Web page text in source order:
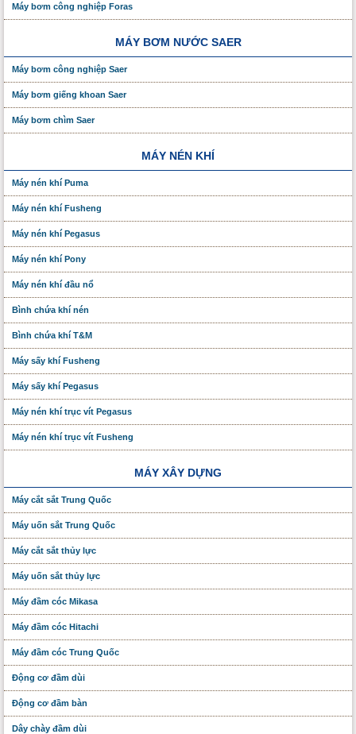
Máy bơm công nghiệp Foras
MÁY BƠM NƯỚC SAER
Máy bơm công nghiệp Saer
Máy bơm giếng khoan Saer
Máy bơm chìm Saer
MÁY NÉN KHÍ
Máy nén khí Puma
Máy nén khí Fusheng
Máy nén khí Pegasus
Máy nén khí Pony
Máy nén khí đầu nổ
Bình chứa khí nén
Bình chứa khí T&M
Máy sấy khí Fusheng
Máy sấy khí Pegasus
Máy nén khí trục vít Pegasus
Máy nén khí trục vít Fusheng
MÁY XÂY DỰNG
Máy cắt sắt Trung Quốc
Máy uốn sắt Trung Quốc
Máy cắt sắt thủy lực
Máy uốn sắt thủy lực
Máy đầm cóc Mikasa
Máy đầm cóc Hitachi
Máy đầm cóc Trung Quốc
Động cơ đầm dùi
Động cơ đầm bàn
Dây chày đầm dùi